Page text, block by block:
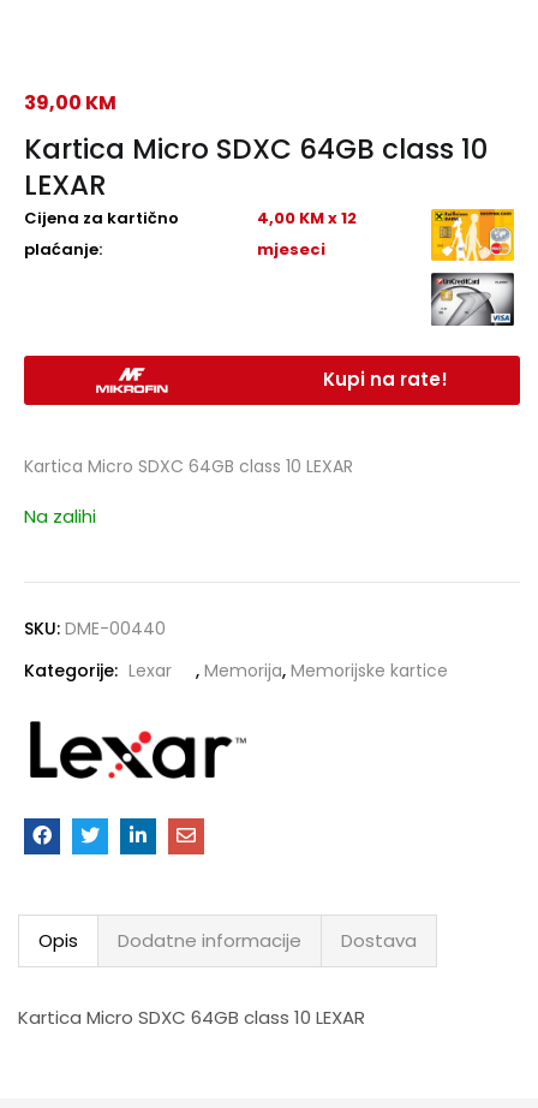
Kartica Micro SDXC 64GB class 10
LEXAR
39,00 KM
Cijena za kartično
plaćanje:
4,00 KM x 12
mjeseci
Kupi na rate!
Kartica Micro SDXC 64GB class 10 LEXAR
Na zalihi
SKU: DME-00440
Kategorije: Lexar , Memorija, Memorijske kartice
Opis Dodatne informacije Dostava
Kartica Micro SDXC 64GB class 10 LEXAR